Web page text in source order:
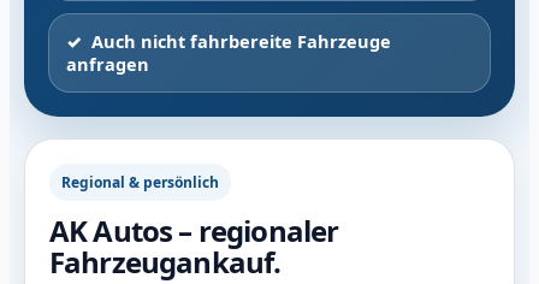
Auch nicht fahrbereite Fahrzeuge
anfragen
Regional & persönlich
AK Autos – regionaler
Fahrzeugankauf.